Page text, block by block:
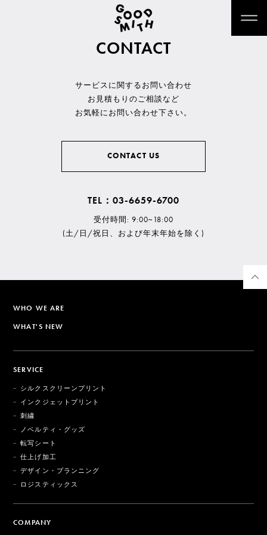
CONTACT
サービスに関するお問い合わせ
お見積もりのご相談など
お気軽にお問い合わせ下さい。
CONTACT US
TEL：03-6659-6700
受付時間: 9:00~18:00
(土/日/祝日、および年末年始を除く)
WHO WE ARE
WHAT'S NEW
SERVICE
シルクスクリーンプリント
インクジェットプリント
刺繍
ノベルティ・グッズ
転写シート
仕上げ加工
デザイン・プランニング
ロジスティックス
COMPANY